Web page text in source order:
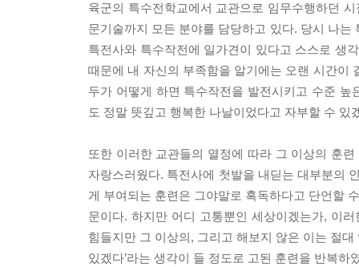
육군의 특수전학교에서 교관으로 임무수행하던
문기술까지 모든 분야를 담당하고 있다. 당시 나
특전사와 특수작전에 일가견이 있다고 스스로 생
때문에 내 자신의 부족함을 알기에는 오랜 시간이
두가 어떻게 하면 특수작전을 발전시키고 수준
도 정말 뜻깊고 행복한 나날이었다고 자부할 수 있
또한 이러한 교관들의 열정에 따라 그 이상의 훈
자랑스러웠다. 특전사에 첫발을 내딛는 대부분의
게 부여되는 훈련은 그야말로 혹독하다고 단언할
문이다. 하지만 어디 고통뿐인 세상이겠는가, 이
힘들지만 그 이상의, 그리고 해보지 않은 이는 절
있겠다’라는 생각이 들 정도로 고된 훈련을 반복